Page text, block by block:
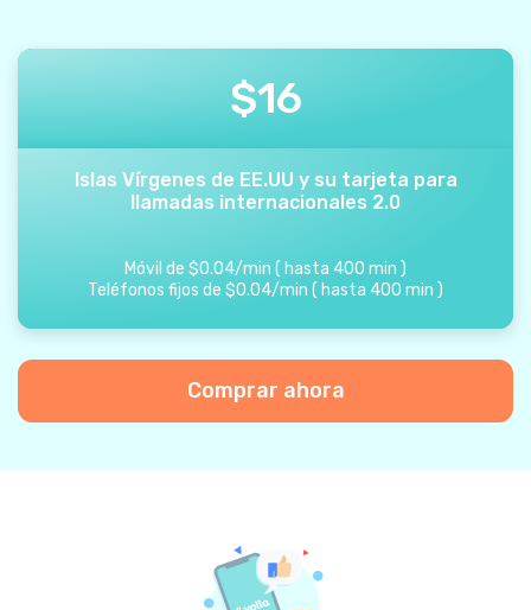
$16
Islas Vírgenes de EE.UU y su tarjeta para
llamadas internacionales 2.0
Móvil de $0.04/min ( hasta 400 min )
Teléfonos fijos de $0.04/min ( hasta 400 min )
Comprar ahora